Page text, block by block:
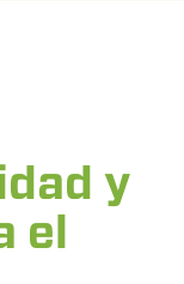
y
el